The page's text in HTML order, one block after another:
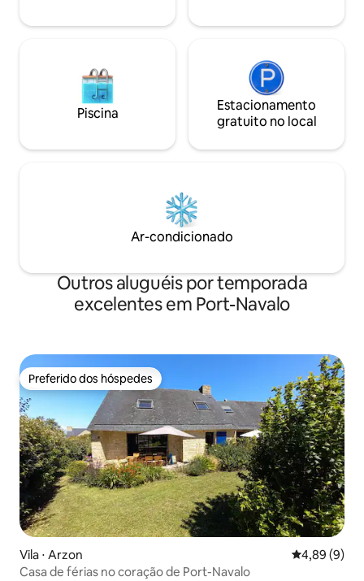
Piscina
Estacionamento
gratuito no local
Ar-condicionado
Outros aluguéis por temporada
excelentes em Port-Navalo
Preferido dos hóspedes
Preferido dos hóspedes
Vila ⋅ Arzon 4,89 de uma
4,89 (9)
Casa de férias no coração de Port-Navalo